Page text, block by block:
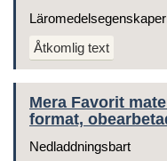
Åtkomlig text
Mera Favorit
format,
Nedladdningsbart